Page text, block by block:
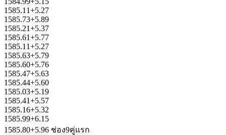
1585.11+5.27
1585.73+5.89
1585.21+5.37
1585.61+5.77
1585.11+5.27
1585.63+5.79
1585.60+5.76
1585.47+5.63
1585.44+5.60
1585.03+5.19
1585.41+5.57
1585.16+5.32
1585.99+6.15
1585.80+5.96 ช่อง9คู่แรก